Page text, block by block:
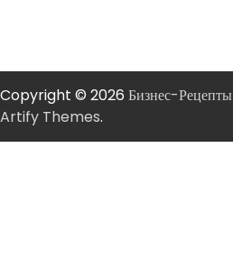
Copyright © 2026 Бизнес-Рецепты
Artify Themes.